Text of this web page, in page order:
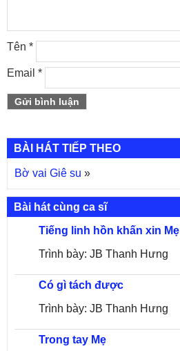
Tên *
Email *
BÀI HÁT TIẾP THEO
Bờ vai Giê su »
Bài hát cùng ca sĩ
Tiếng linh hồn khấn xin Mẹ
Trình bày: JB Thanh Hưng
Có gì tách được
Trình bày: JB Thanh Hưng
Trong tay Mẹ